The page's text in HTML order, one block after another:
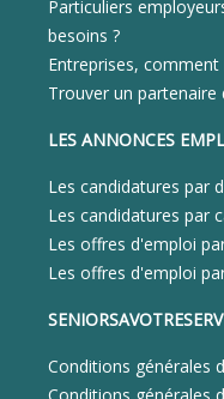
Particuliers
besoins ?
Entreprises, comment
Trouver un
LES ANNONCES
Les candidatures par
Les candidatures par
Les offres d'emploi
Les offres d'emploi
Conditions générales